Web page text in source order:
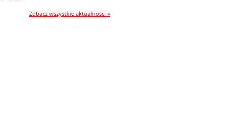
Zobacz wszystkie aktualności »